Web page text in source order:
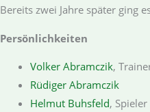
Bereits zwei Jahre später ging
Persönlichkeiten
Volker Abramczik,
Rüdiger Abramczik
Helmut Buhsfeld, Spieler